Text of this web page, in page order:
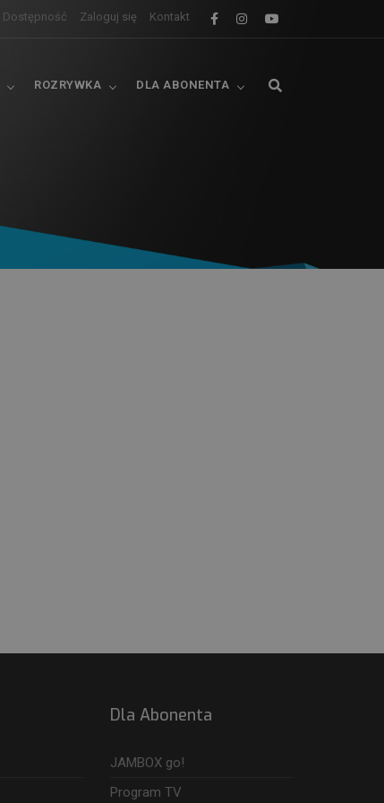
Dostępność Zaloguj się Kontakt
ROZRYWKA DLA ABONENTA
Dla Abonenta
JAMBOX go!
Program TV